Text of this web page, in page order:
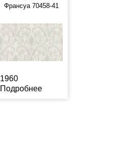
Франсуа 70458-41
1960
Подробнее